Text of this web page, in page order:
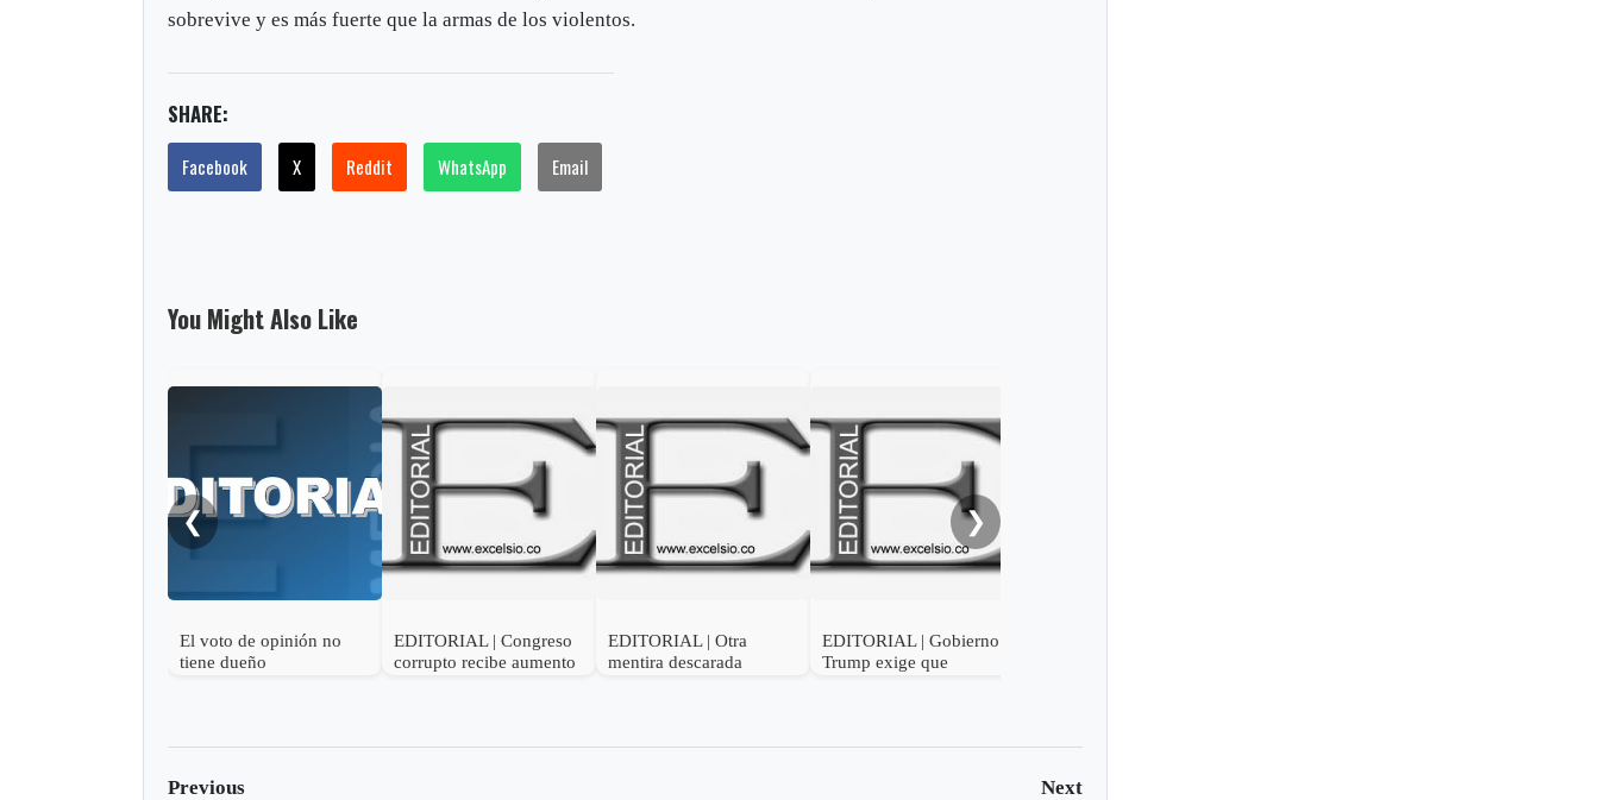
sobrevive y es más fuerte que la armas de los violentos.
SHARE:
Facebook X Reddit WhatsApp Email
You Might Also Like
❮
El voto de opinión no
tiene dueño
EDITORIAL | Congreso
corrupto recibe aumento
EDITORIAL | Otra
mentira descarada
EDITORIAL | Gobierno
Trump exige que
❯
Previous Next